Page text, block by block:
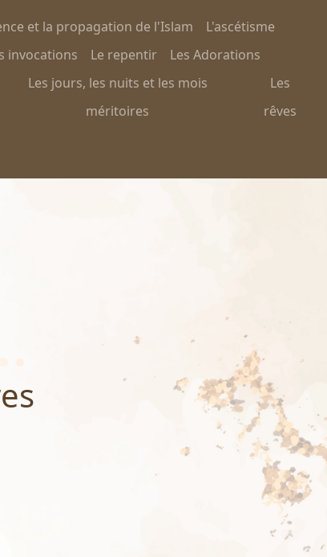
et la propagation de l'Islam
L'ascétisme
invocations Le repentir
Les Adorations
Les jours, les nuits et les mois
méritoires
Les
rêves